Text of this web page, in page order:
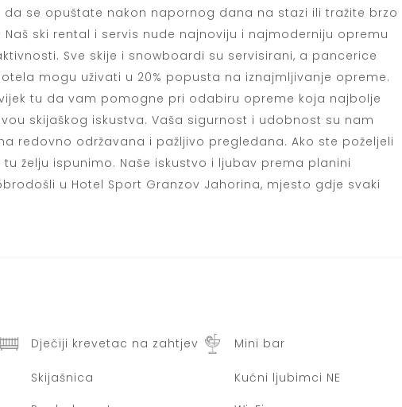
se opuštate nakon napornog dana na stazi ili tražite brzo
Naš ski rental i servis nude najnoviju i najmoderniju opremu
Sve skije i snowboardi su servisirani, a pancerice
mogu uživati u 20% popusta na iznajmljivanje opreme.
tu da vam pomogne pri odabiru opreme koja najbolje
skijaškog iskustva. Vaša sigurnost i udobnost su nam
redovno održavana i pažljivo pregledana. Ako ste poželjeli
želju ispunimo. Naše iskustvo i ljubav prema planini
u Hotel Sport Granzov Jahorina, mjesto gdje svaki
Dječiji krevetac na zahtjev Mini bar
Skijašnica
Kućni ljubimci NE